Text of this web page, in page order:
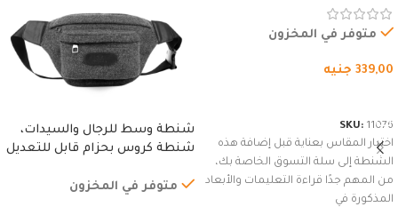
وسوستة.
متوفر في المخزون
339,00 جنيه
SKU: 11076
اختيار المقاس بعناية قبل إضافة هذه
الشنطة إلى سلة التسوق الخاصة بك،
من المهم جدًا قراءة التعليمات والأبعاد
المذكورة في
شنطة وسط للرجال والسيدات،
شنطة كروس بحزام قابل للتعديل
السفر، الجري العادي، المشي
متوفر في المخزون